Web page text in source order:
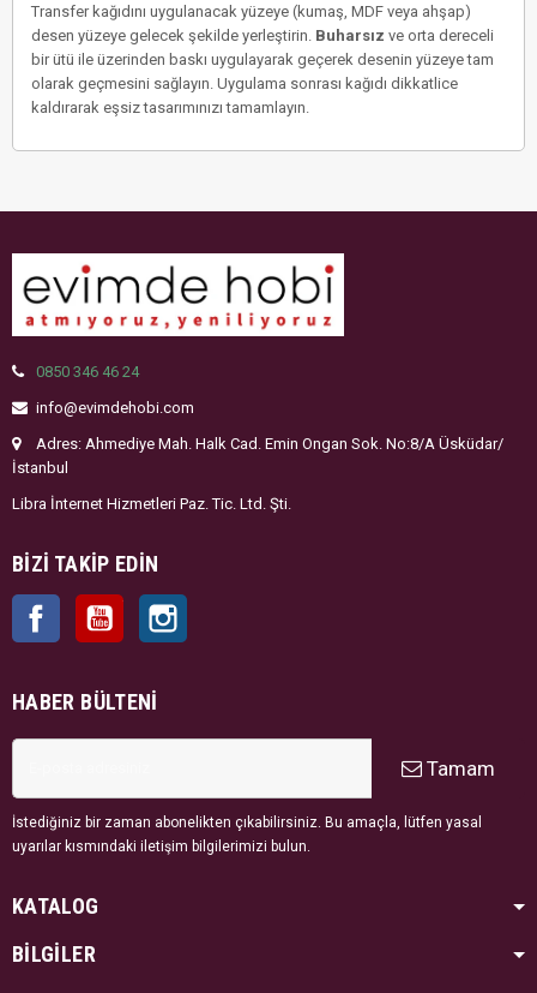
Transfer kağıdını uygulanacak yüzeye (kumaş, MDF veya ahşap)
desen yüzeye gelecek şekilde yerleştirin. Buharsız ve orta dereceli
bir ütü ile üzerinden baskı uygulayarak geçerek desenin yüzeye tam
olarak geçmesini sağlayın. Uygulama sonrası kağıdı dikkatlice
kaldırarak eşsiz tasarımınızı tamamlayın.
0850 346 46 24
info@evimdehobi.com
Adres: Ahmediye Mah. Halk Cad. Emin Ongan Sok. No:8/A Üsküdar/
İstanbul
Libra İnternet Hizmetleri Paz. Tic. Ltd. Şti.
BIZI TAKIP EDIN
Facebook YouTube
HABER BÜLTENI
Tamam
İstediğiniz bir zaman abonelikten çıkabilirsiniz. Bu amaçla, lütfen yasal
uyarılar kısmındaki iletişim bilgilerimizi bulun.
KATALOG
BİLGİLER